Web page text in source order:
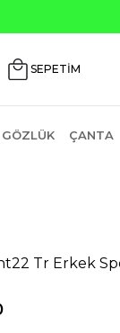
SEPETİM
GÖZLÜK ÇANTA
Tr Erkek